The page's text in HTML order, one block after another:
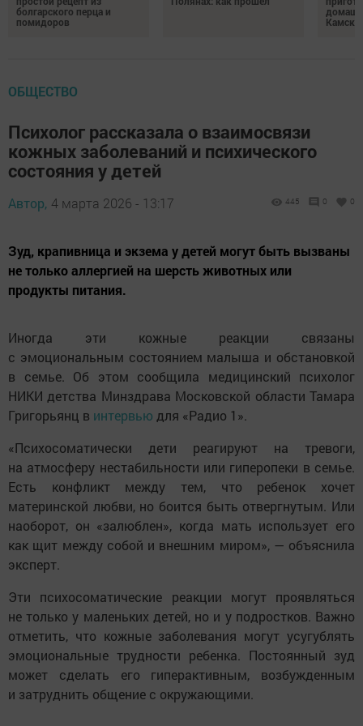
болгарского перца и
помидоров
ОБЩЕСТВО
Психолог рассказала о взаимосвязи
кожных заболеваний и психического
состояния у детей
Автор, 4 марта 2026 - 13:17 445 0 0
Зуд, крапивница и экзема у детей могут быть вызваны
не только аллергией на шерсть животных или
продукты питания.
Иногда эти кожные реакции связаны
с эмоциональным состоянием малыша и обстановкой
в семье. Об этом сообщила медицинский психолог
НИКИ детства Минздрава Московской области Тамара
Григорьянц в интервью для «Радио 1».
«Психосоматически дети реагируют на тревоги,
на атмосферу нестабильности или гиперопеки в семье.
Есть конфликт между тем, что ребенок хочет
материнской любви, но боится быть отвергнутым. Или
наоборот, он «залюблен», когда мать использует его
как щит между собой и внешним миром», — объяснила
эксперт.
Эти психосоматические реакции могут проявляться
не только у маленьких детей, но и у подростков. Важно
отметить, что кожные заболевания могут усугублять
эмоциональные трудности ребенка. Постоянный зуд
может сделать его гиперактивным, возбужденным
и затруднить общение с окружающими.